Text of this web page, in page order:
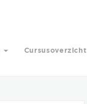
Cursusoverzicht